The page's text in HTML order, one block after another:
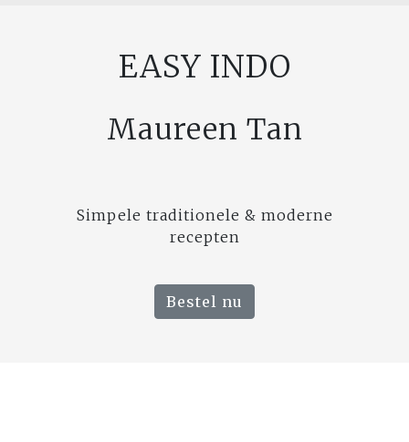
EASY INDO
Maureen Tan
Simpele traditionele & moderne
recepten
Bestel nu